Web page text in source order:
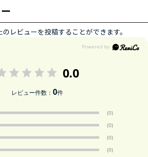
レビューを投稿することができます。
0.0
レビュー件数：0件
(0)
(0)
(0)
(0)